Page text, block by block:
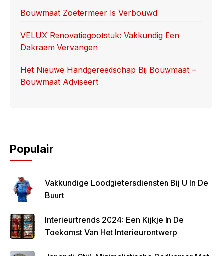
Bouwmaat Zoetermeer Is Verbouwd
VELUX Renovatiegootstuk: Vakkundig Een
Dakraam Vervangen
Het Nieuwe Handgereedschap Bij Bouwmaat –
Bouwmaat Adviseert
Populair
Vakkundige Loodgietersdiensten Bij U In De
Buurt
Interieurtrends 2024: Een Kijkje In De
Toekomst Van Het Interieurontwerp